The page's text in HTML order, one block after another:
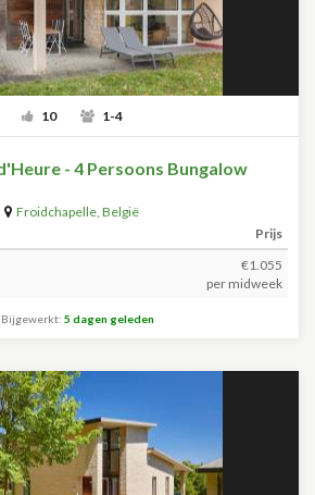
10 1-4
- 4 Persoons Bungalow
Froidchapelle, België
Prijs
€1.055
per midweek
Bijgewerkt: 5 dagen geleden